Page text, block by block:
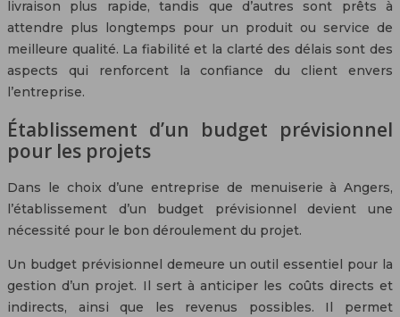
livraison plus rapide, tandis que d’autres sont prêts à
attendre plus longtemps pour un produit ou service de
meilleure qualité. La fiabilité et la clarté des délais sont des
aspects qui renforcent la confiance du client envers
l’entreprise.
Établissement d’un budget prévisionnel
pour les projets
Dans le choix d’une entreprise de menuiserie à Angers,
l’établissement d’un budget prévisionnel devient une
nécessité pour le bon déroulement du projet.
Un budget prévisionnel demeure un outil essentiel pour la
gestion d’un projet. Il sert à anticiper les coûts directs et
indirects, ainsi que les revenus possibles. Il permet